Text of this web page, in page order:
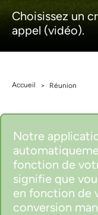
Choisissez un
appel (vidéo).
Accueil > Réunion
Notre
fonction de
signifie que
en fonction de
conversion